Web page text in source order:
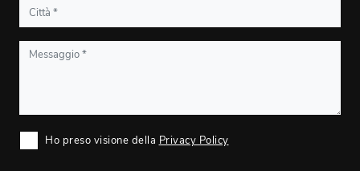
Ho preso visione della Privacy Policy